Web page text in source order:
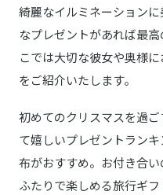
綺麗なイルミネーション
なプレゼントがあれば最
こでは大切な彼女や奥様
をご紹介いたします。
初めてのクリスマスを過
て嬉しいプレゼントラン
布がおすすめ。お付き合い
ふたりで楽しめる旅行ギフ